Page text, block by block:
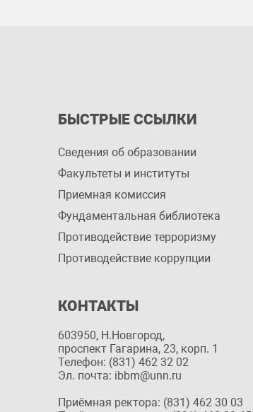
БЫСТРЫЕ ССЫЛКИ
Сведения об образовании
Факультеты и институты
Приемная комиссия
Фундаментальная библиотека
Противодействие терроризму
Противодействие коррупции
КОНТАКТЫ
603950, Н.Новгород,
проспект Гагарина, 23, корп. 1
Телефон: (831) 462 32 02
Эл. почта: ibbm@unn.ru
Приёмная ректора: (831) 462 30 03